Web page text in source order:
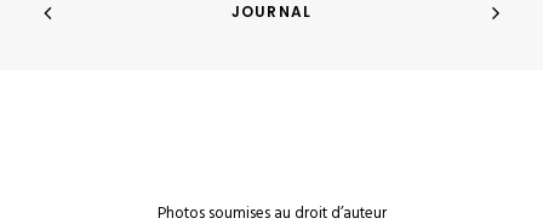
JOURNAL
Photos soumises au droit d’auteur